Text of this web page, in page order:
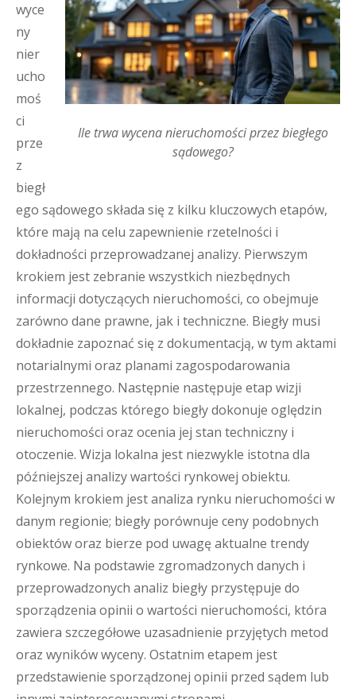
Ile trwa wycena nieruchomości przez biegłego
sądowego?
wyce
ny
nier
ucho
moś
ci
prze
z
biegł
ego sądowego składa się z kilku kluczowych etapów,
które mają na celu zapewnienie rzetelności i
dokładności przeprowadzanej analizy. Pierwszym
krokiem jest zebranie wszystkich niezbędnych
informacji dotyczących nieruchomości, co obejmuje
zarówno dane prawne, jak i techniczne. Biegły musi
dokładnie zapoznać się z dokumentacją, w tym aktami
notarialnymi oraz planami zagospodarowania
przestrzennego. Następnie następuje etap wizji
lokalnej, podczas którego biegły dokonuje oględzin
nieruchomości oraz ocenia jej stan techniczny i
otoczenie. Wizja lokalna jest niezwykle istotna dla
późniejszej analizy wartości rynkowej obiektu.
Kolejnym krokiem jest analiza rynku nieruchomości w
danym regionie; biegły porównuje ceny podobnych
obiektów oraz bierze pod uwagę aktualne trendy
rynkowe. Na podstawie zgromadzonych danych i
przeprowadzonych analiz biegły przystępuje do
sporządzenia opinii o wartości nieruchomości, która
zawiera szczegółowe uzasadnienie przyjętych metod
oraz wyników wyceny. Ostatnim etapem jest
przedstawienie sporządzonej opinii przed sądem lub